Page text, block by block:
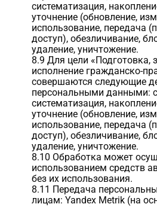
систематизация,
уточнение (обновление,
использование, передача
доступ), обезличивание,
удаление, уничтожение.
8.9 Для цели «Подготовка,
исполнение гражданско-
совершаются следующие
персональными данными:
систематизация,
уточнение (обновление,
использование, передача
доступ), обезличивание,
удаление, уничтожение.
8.10 Обработка может
использованием средств
без их использования.
8.11 Передача
лицам: Yandex Metrik (на